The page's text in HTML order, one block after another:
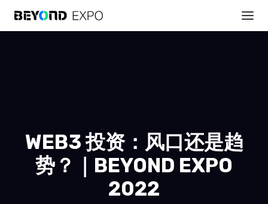
WEB3 投资：风口还是趋
势？｜BEYOND EXPO
2022